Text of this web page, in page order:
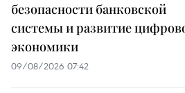
безопасности банковской
системы и развитие
экономики
09/08/2026 07:42